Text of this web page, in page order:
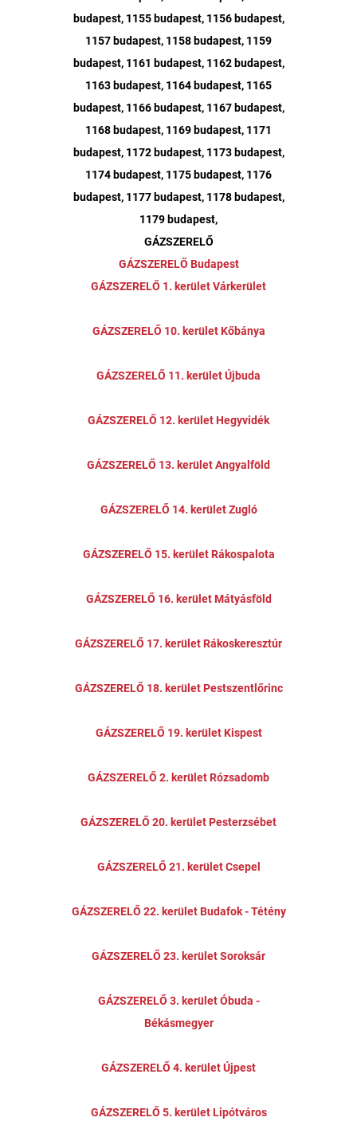
budapest, 1155 budapest, 1156 budapest,
1157 budapest, 1158 budapest, 1159
budapest, 1161 budapest, 1162 budapest,
1163 budapest, 1164 budapest, 1165
budapest, 1166 budapest, 1167 budapest,
1168 budapest, 1169 budapest, 1171
budapest, 1172 budapest, 1173 budapest,
1174 budapest, 1175 budapest, 1176
budapest, 1177 budapest, 1178 budapest,
1179 budapest,
GÁZSZERELŐ
GÁZSZERELŐ Budapest
GÁZSZERELŐ 1. kerület Várkerület
GÁZSZERELŐ 10. kerület Kőbánya
GÁZSZERELŐ 11. kerület Újbuda
GÁZSZERELŐ 12. kerület Hegyvidék
GÁZSZERELŐ 13. kerület Angyalföld
GÁZSZERELŐ 14. kerület Zugló
GÁZSZERELŐ 15. kerület Rákospalota
GÁZSZERELŐ 16. kerület Mátyásföld
GÁZSZERELŐ 17. kerület Rákoskeresztúr
GÁZSZERELŐ 18. kerület Pestszentlőrinc
GÁZSZERELŐ 19. kerület Kispest
GÁZSZERELŐ 2. kerület Rózsadomb
GÁZSZERELŐ 20. kerület Pesterzsébet
GÁZSZERELŐ 21. kerület Csepel
GÁZSZERELŐ 22. kerület Budafok - Tétény
GÁZSZERELŐ 23. kerület Soroksár
GÁZSZERELŐ 3. kerület Óbuda -
Békásmegyer
GÁZSZERELŐ 4. kerület Újpest
GÁZSZERELŐ 5. kerület Lipótváros